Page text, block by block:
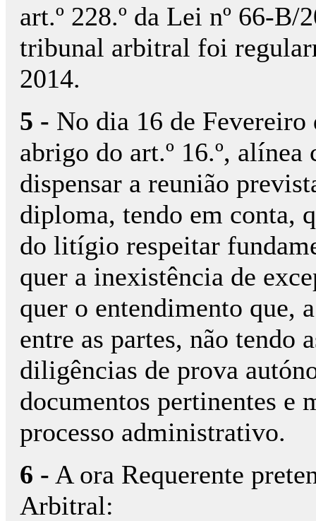
art.º 228.º da Lei nº 66-B/
tribunal arbitral foi
2014.
5 - No dia 16 de
abrigo do art.º 16.º,
dispensar a reunião
diploma, tendo em conta,
do litígio respeitar
quer a inexistência de
quer o entendimento que,
entre as partes, não tendo
diligências de prova
documentos pertinentes e
processo administrativo.
6 - A ora Requerente
Arbitral: